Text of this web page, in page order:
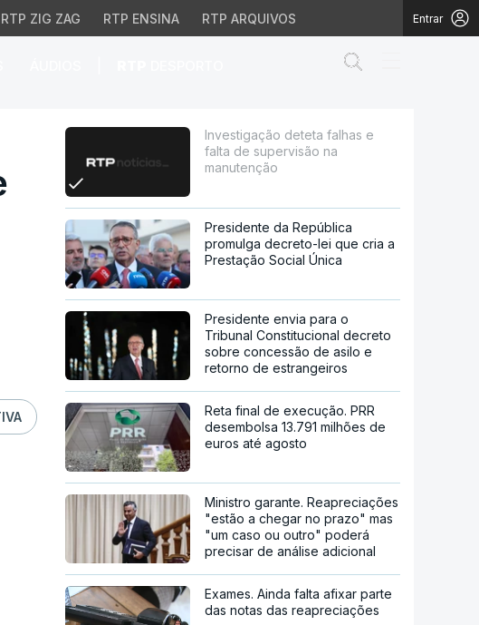
RTP ZIG ZAG RTP ENSINA RTP ARQUIVOS Entrar
na manutenção
Investigação deteta falhas e
falta de supervisão na
manutenção
Presidente da República
promulga decreto-lei que cria a
Prestação Social Única
Presidente envia para o
Tribunal Constitucional decreto
sobre concessão de asilo e
retorno de estrangeiros
Reta final de execução. PRR
desembolsa 13.791 milhões de
euros até agosto
Ministro garante. Reapreciações
"estão a chegar no prazo" mas
"um caso ou outro" poderá
precisar de análise adicional
Exames. Ainda falta afixar parte
das notas das reapreciações